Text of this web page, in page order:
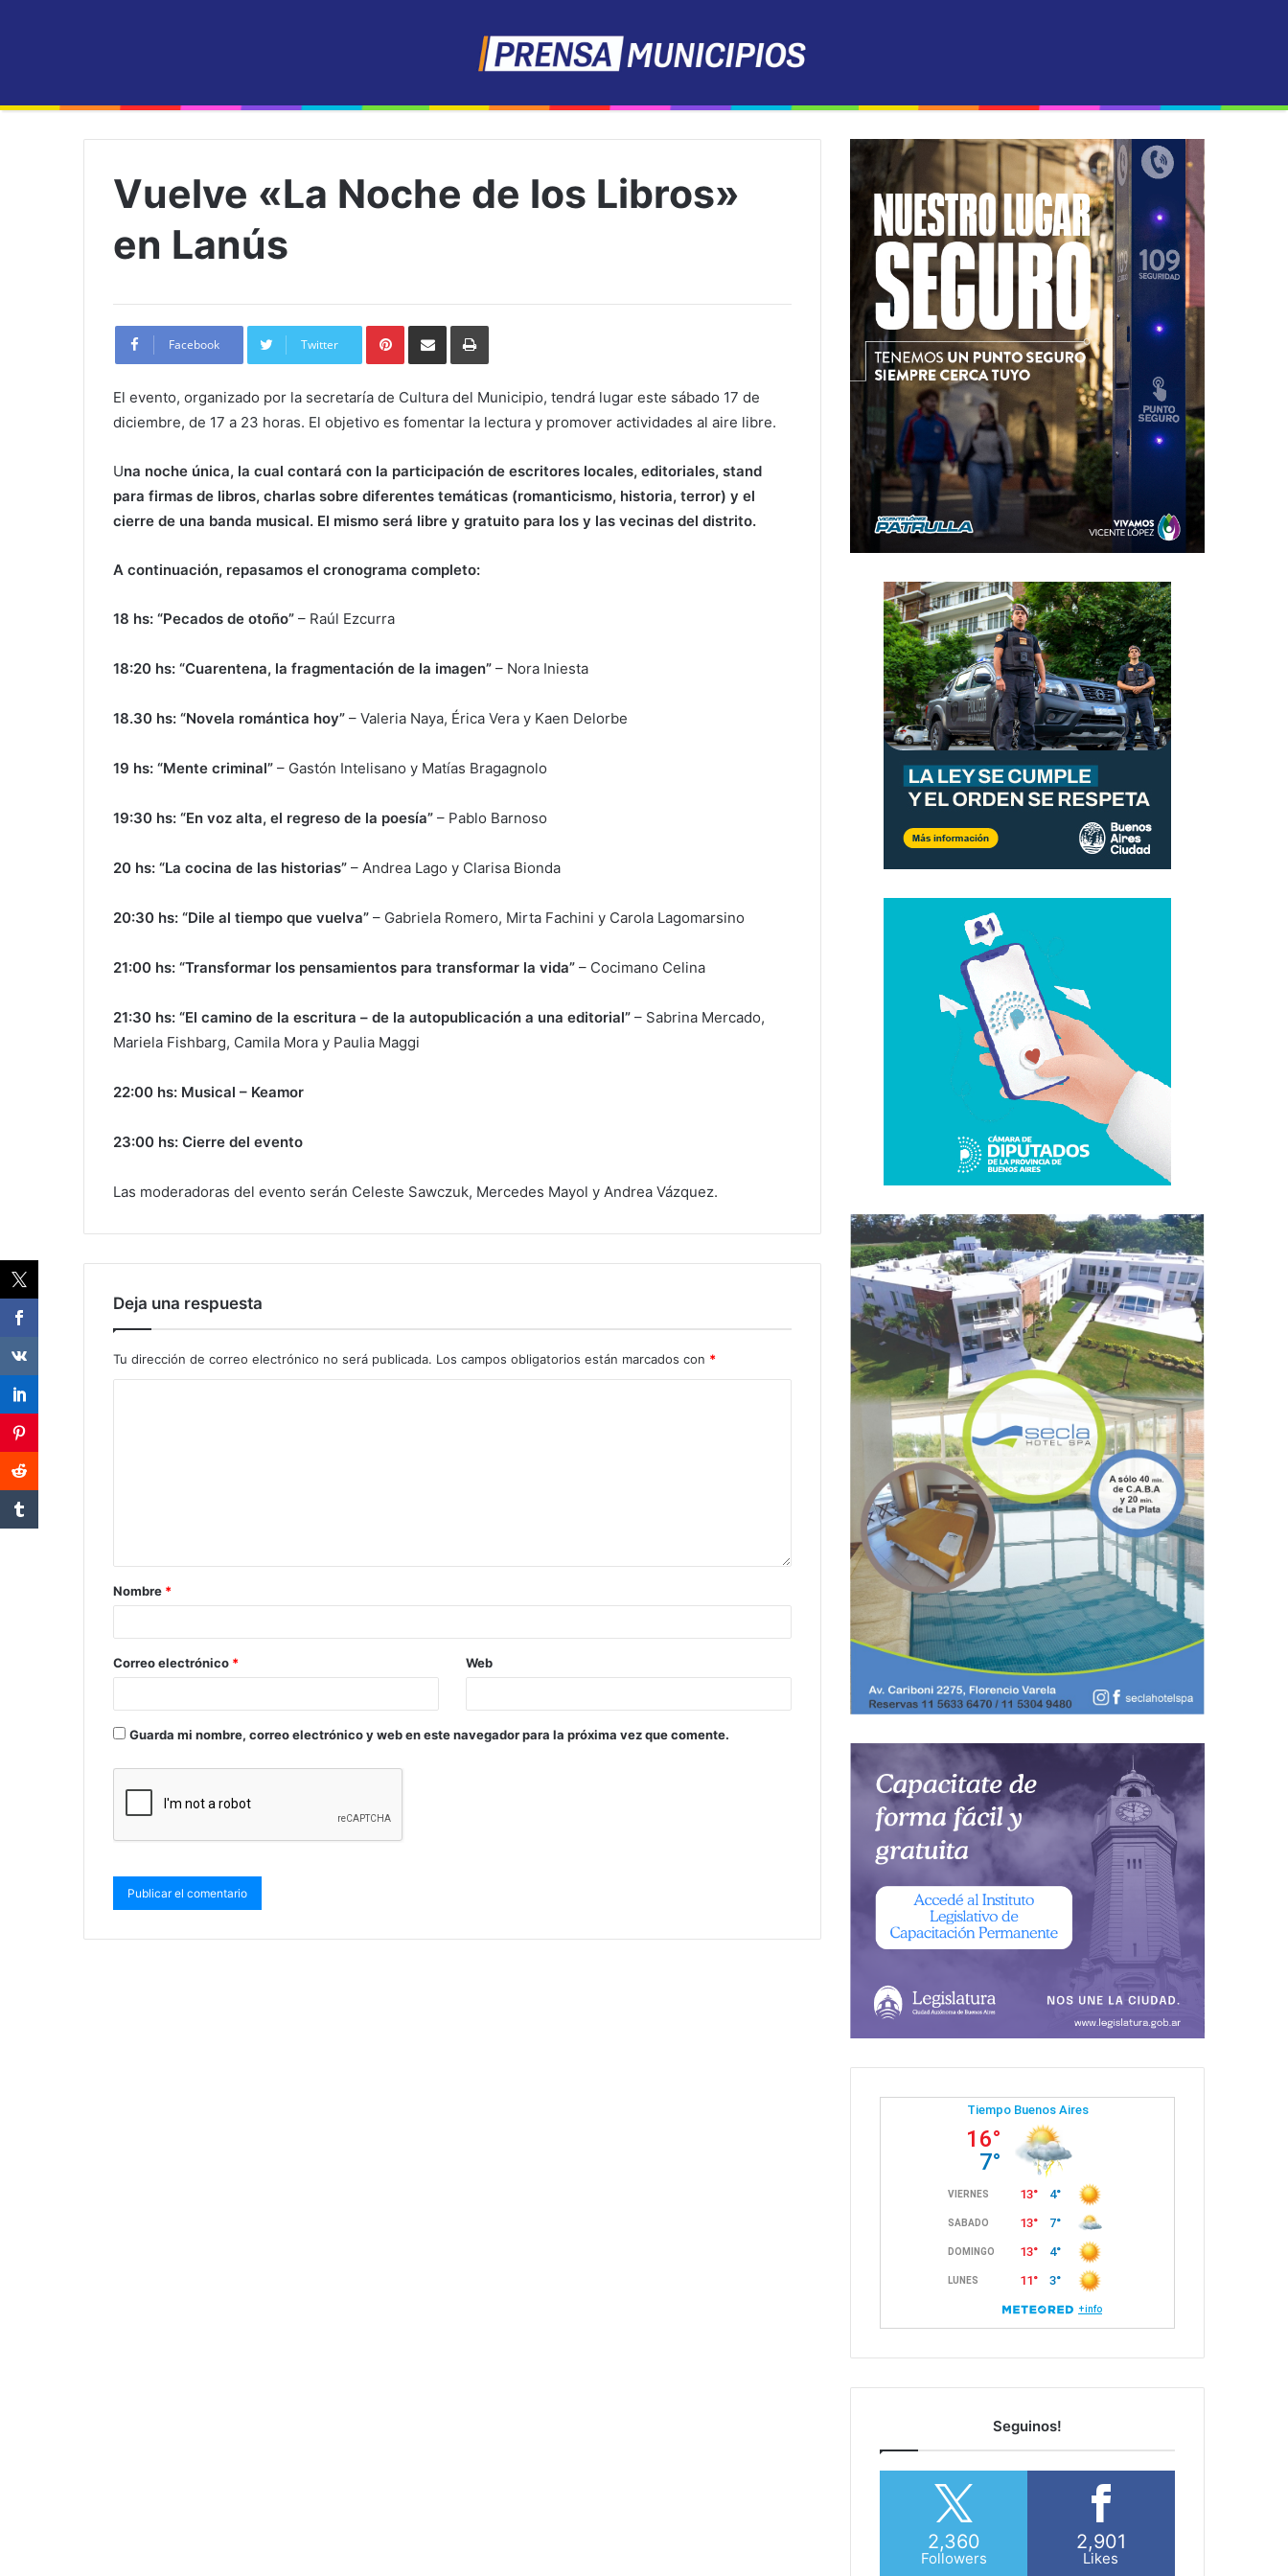
Vuelve «La Noche de los Libros»
en Lanús
Facebook Twitter
PinterestShare
Email
Print
El evento, organizado por la secretaría de Cultura del Municipio, tendrá lugar este sábado 17 de
diciembre, de 17 a 23 horas. El objetivo es fomentar la lectura y promover actividades al aire libre.
Una noche única, la cual contará con la participación de escritores locales, editoriales, stand
para firmas de libros, charlas sobre diferentes temáticas (romanticismo, historia, terror) y el
cierre de una banda musical. El mismo será libre y gratuito para los y las vecinas del distrito.
A continuación, repasamos el cronograma completo:
18 hs: “Pecados de otoño” – Raúl Ezcurra
18:20 hs: “Cuarentena, la fragmentación de la imagen” – Nora Iniesta
18.30 hs: “Novela romántica hoy” – Valeria Naya, Érica Vera y Kaen Delorbe
19 hs: “Mente criminal” – Gastón Intelisano y Matías Bragagnolo
19:30 hs: “En voz alta, el regreso de la poesía” – Pablo Barnoso
20 hs: “La cocina de las historias” – Andrea Lago y Clarisa Bionda
20:30 hs: “Dile al tiempo que vuelva” – Gabriela Romero, Mirta Fachini y Carola Lagomarsino
21:00 hs: “Transformar los pensamientos para transformar la vida” – Cocimano Celina
21:30 hs: “El camino de la escritura – de la autopublicación a una editorial” – Sabrina Mercado,
Mariela Fishbarg, Camila Mora y Paulia Maggi
22:00 hs: Musical – Keamor
23:00 hs: Cierre del evento
Las moderadoras del evento serán Celeste Sawczuk, Mercedes Mayol y Andrea Vázquez.
Deja una respuesta
Tu dirección de correo electrónico no será publicada. Los campos obligatorios están marcados con *
Nombre *
Correo electrónico * Web
Guarda mi nombre, correo electrónico y web en este navegador para la próxima vez que comente.
Seguinos!
2,360
Followers
2,901
Likes